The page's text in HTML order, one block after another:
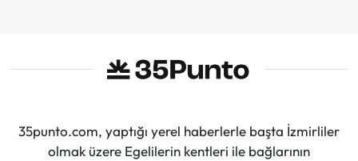
35punto.com, yaptığı yerel haberlerle başta İzmirliler
olmak üzere Egelilerin kentleri ile bağlarının